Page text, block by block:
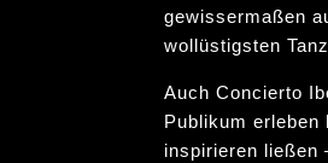
gewissermaßen
wollüstigsten
Auch Concierto
Publikum
inspirieren ließen